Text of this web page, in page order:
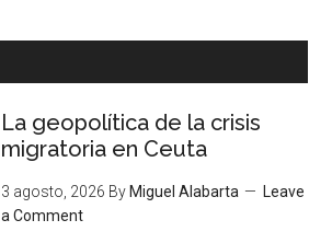
La geopolítica de la crisis
migratoria en Ceuta
3 agosto, 2026 By Miguel Alabarta
Leave
a Comment